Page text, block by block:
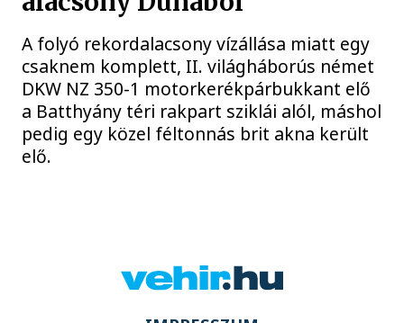
A folyó rekordalacsony vízállása miatt egy
csaknem komplett, II. világháborús német
DKW NZ 350-1 motorkerékpárbukkant elő
a Batthyány téri rakpart sziklái alól, máshol
pedig egy közel féltonnás brit akna került
elő.